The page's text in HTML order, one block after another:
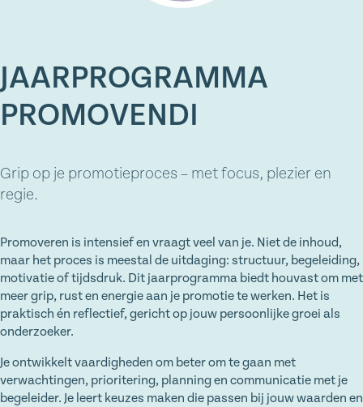
JAARPROGRAMMA
PROMOVENDI
Grip op je promotieproces – met focus, plezier en
regie.
Promoveren is intensief en vraagt veel van je. Niet de inhoud,
maar het proces is meestal de uitdaging: structuur, begeleiding,
motivatie of tijdsdruk. Dit jaarprogramma biedt houvast om met
meer grip, rust en energie aan je promotie te werken. Het is
praktisch én reflectief, gericht op jouw persoonlijke groei als
onderzoeker.
Je ontwikkelt vaardigheden om beter om te gaan met
verwachtingen, prioritering, planning en communicatie met je
begeleider. Je leert keuzes maken die passen bij jouw waarden en